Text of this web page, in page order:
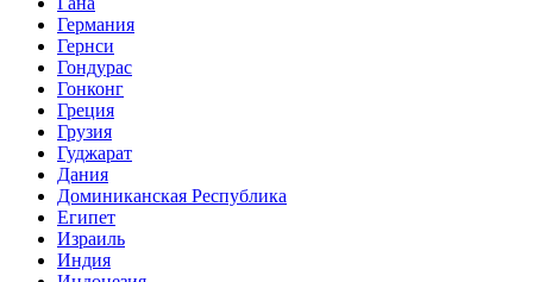
Германия
Гернси
Гондурас
Гонконг
Греция
Грузия
Гуджарат
Дания
Доминиканская Республика
Египет
Израиль
Индия